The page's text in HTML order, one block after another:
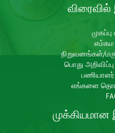
எம்கம
நிறுவனங்கள்/
பொது
எங்களை